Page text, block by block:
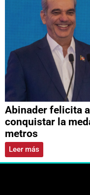
Abinader felicita
conquistar la
metros
Leer más